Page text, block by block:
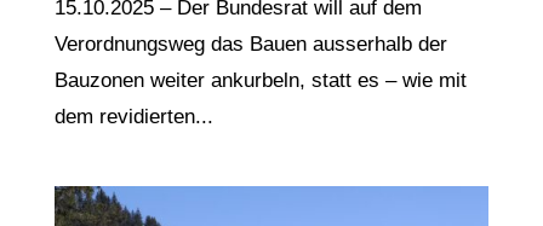
15.10.2025 – Der Bundesrat will auf dem
Verordnungsweg das Bauen ausserhalb der
Bauzonen weiter ankurbeln, statt es – wie mit
dem revidierten...